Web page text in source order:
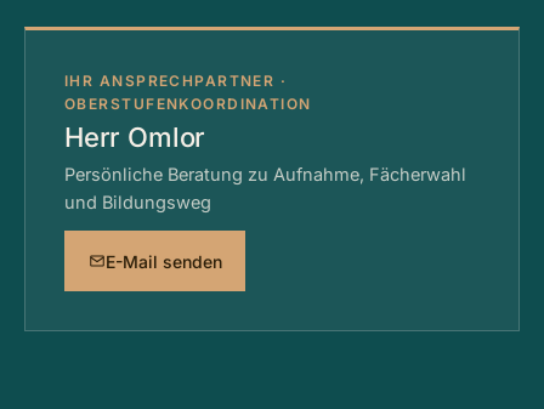
IHR ANSPRECHPARTNER ·
OBERSTUFENKOORDINATION
Herr Omlor
Persönliche Beratung zu Aufnahme, Fächerwahl
und Bildungsweg
E-Mail senden